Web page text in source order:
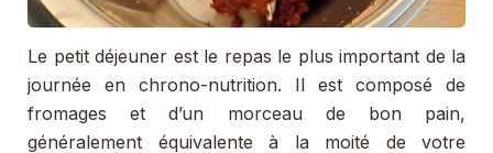
Le petit déjeuner est le repas le plus important de la
journée en chrono-nutrition. Il est composé de
fromages et d’un morceau de bon pain,
généralement équivalente à la moité de votre